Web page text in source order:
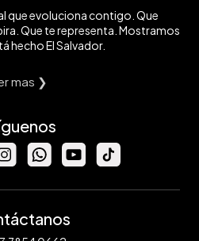
que evoluciona contigo. Que
Que te representa. Mostramos
hecho El Salvador.
mas ❯